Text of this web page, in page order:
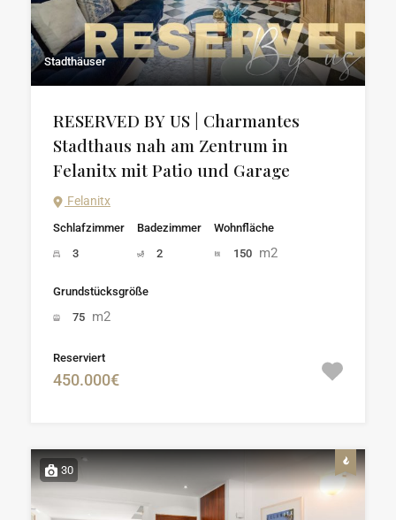
Stadthäuser
RESERVED BY US | Charmantes
Stadthaus nah am Zentrum in
Felanitx mit Patio und Garage
Felanitx
Schlafzimmer
3
Badezimmer
2
Wohnfläche
150 m2
Grundstücksgröße
75 m2
Reserviert
450.000€
30